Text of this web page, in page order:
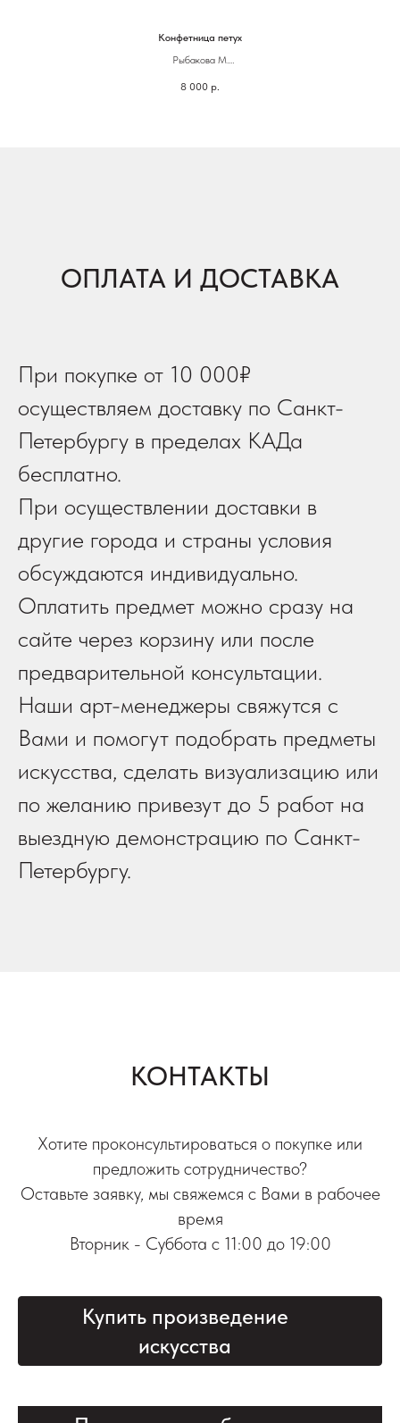
Конфетница петух
Рыбакова М.
20 х 22 см
8 000 р.
ОПЛАТА И ДОСТАВКА
При покупке от 10 000₽
осуществляем доставку по Санкт-
Петербургу в пределах КАДа
бесплатно.
При осуществлении доставки в
другие города и страны условия
обсуждаются индивидуально.
Оплатить предмет можно сразу на
сайте через корзину или после
предварительной консультации.
Наши арт-менеджеры свяжутся с
Вами и помогут подобрать предметы
искусства, сделать визуализацию или
по желанию привезут до 5 работ на
выездную демонстрацию по Санкт-
Петербургу.
КОНТАКТЫ
Хотите проконсультироваться о покупке или
предложить сотрудничество?
Оставьте заявку, мы свяжемся с Вами в рабочее
время
Вторник - Суббота с 11:00 до 19:00
Купить произведение
искусства